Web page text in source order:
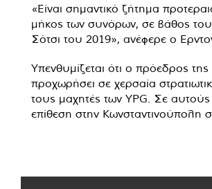
«Είναι σημαντικό ζήτημα
μήκος των συνόρων, σε βάθος
Σότσι του 2019», ανέφερε ο
Υπενθυμίζεται ότι ο πρόεδρος
προχωρήσει σε χερσαία
τους μαχητές των YPG. Σε
επίθεση στην Κωνσταντινούπολη